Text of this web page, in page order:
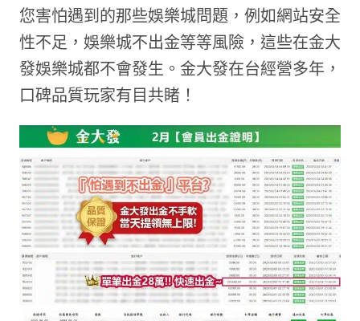
您害怕遇到的那些娛樂城問題，例如網站安全
性不足，娛樂城不出金等等風險，這些在金大
發娛樂城都不會發生。金大發在台經營多年，
口碑品質玩家有目共睹！